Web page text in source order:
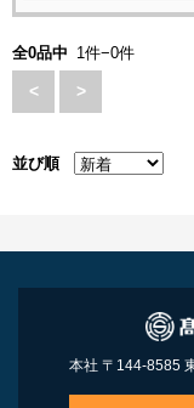
全0品中 1件−0件
< >
並び順
本社 〒144-8585